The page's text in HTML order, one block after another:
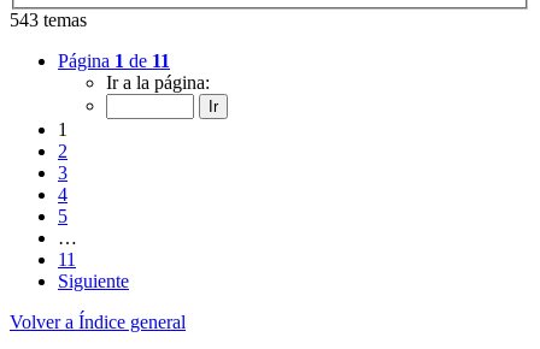
543 temas
Página 1 de 11
Ir a la página:
1
2
3
4
5
…
11
Siguiente
Volver a Índice general